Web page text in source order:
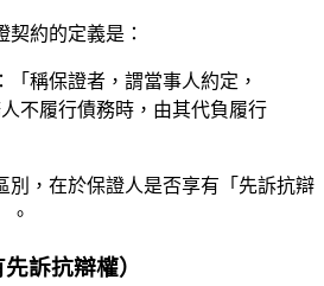
契約的定義是：
「稱保證者，謂當事人約定，
不履行債務時，由其代負履行
別，在於保證人是否享有「先訴抗辯
。
訴抗辯權）